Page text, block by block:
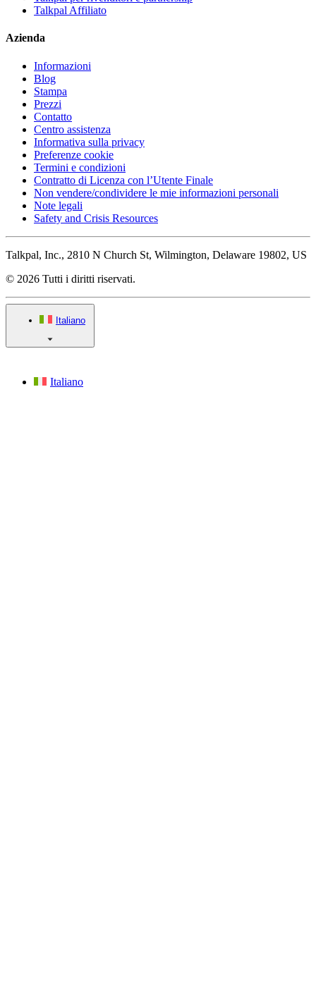
Talkpal Affiliato
Azienda
Informazioni
Blog
Stampa
Prezzi
Contatto
Centro assistenza
Informativa sulla privacy
Preferenze cookie
Termini e condizioni
Contratto di Licenza con l’Utente Finale
Non vendere/condividere le mie informazioni personali
Note legali
Safety and Crisis Resources
Talkpal, Inc., 2810 N Church St, Wilmington, Delaware 19802, US
© 2026 Tutti i diritti riservati.
Italiano
Italiano